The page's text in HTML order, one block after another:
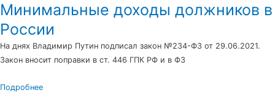
Минимальные доходы должников в
России
На днях Владимир Путин подписал закон №234-ФЗ от 29.06.2021.
Закон вносит поправки в ст. 446 ГПК РФ и в ФЗ
Подробнее